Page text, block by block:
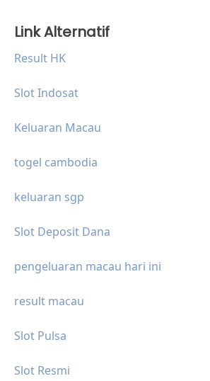
Link Alternatif
Result HK
Slot Indosat
Keluaran Macau
togel cambodia
keluaran sgp
Slot Deposit Dana
pengeluaran macau hari ini
result macau
Slot Pulsa
Slot Resmi